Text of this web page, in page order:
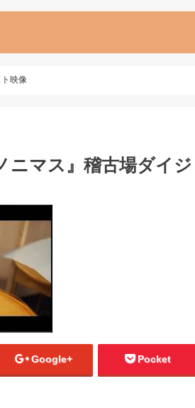
映像
ニマス』稽古場ダイジ
Google+ Pocket